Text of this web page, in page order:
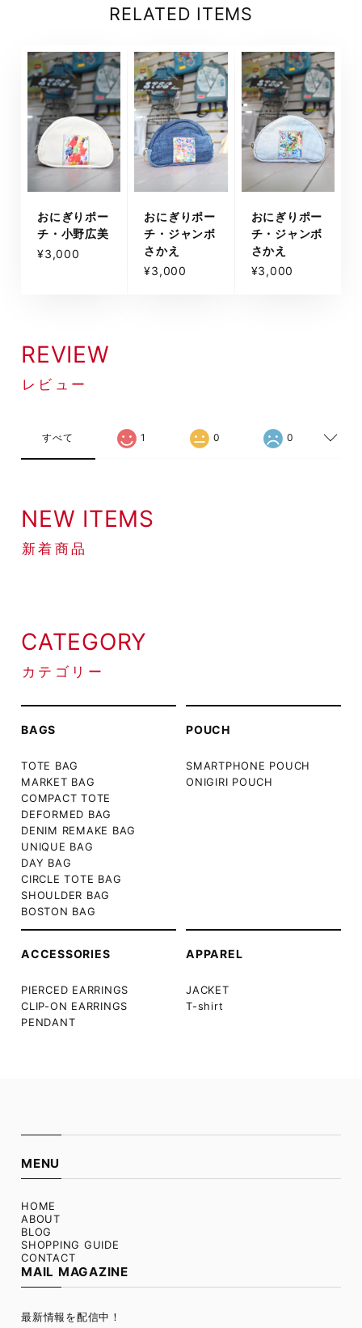
RELATED ITEMS
おにぎりポー
チ・小野広美
¥3,000
おにぎりポー
チ・ジャンボ
さかえ
¥3,000
おにぎりポー
チ・ジャンボ
さかえ
¥3,000
REVIEW
レビュー
すべて 1 0 0
NEW ITEMS
新着商品
CATEGORY
カテゴリー
BAGS
TOTE BAG
MARKET BAG
COMPACT TOTE
DEFORMED BAG
DENIM REMAKE BAG
UNIQUE BAG
DAY BAG
CIRCLE TOTE BAG
SHOULDER BAG
BOSTON BAG
POUCH
SMARTPHONE POUCH
ONIGIRI POUCH
ACCESSORIES
PIERCED EARRINGS
CLIP-ON EARRINGS
PENDANT
APPAREL
JACKET
T-shirt
MENU
HOME
ABOUT
BLOG
SHOPPING GUIDE
CONTACT
MAIL MAGAZINE
最新情報を配信中！